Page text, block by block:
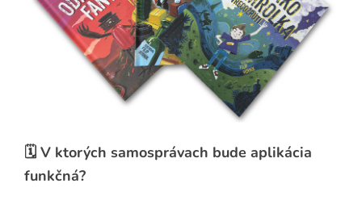
🗓️ V ktorých samosprávach bude aplikácia
funkčná?